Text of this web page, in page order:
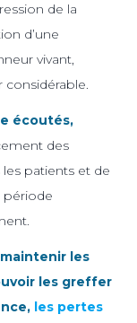
de la
d’une
vivant,
considérable.
écoutés,
des
patients et de
période
les
les greffer
les pertes